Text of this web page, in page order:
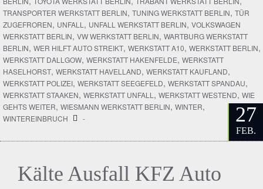
TRANSPORTER WERKSTATT BERLIN, TUNING WERKSTATT BERLIN, TÜR
ZUGEFROREN, UNFALL , UNFALL WERKSTATT BERLIN, VOLKSWAGEN
WERKSTATT BERLIN, VW WERKSTATT BERLIN, WARTBURG WERKSTATT
BERLIN, WER HILFT AUTO STREIKT, WERKSTATT A10, WERKSTATT BERLIN,
WERKSTATT DALLGOW, WERKSTATT HAKENFELDE, WERKSTATT
HASELHORST, WERKSTATT HAVELLAND, WERKSTATT KAUFLAND,
WERKSTATT POLIZEI, WERKSTATT SEEGEFELD, WERKSTATT SPANDAU,
WERKSTATT STAAKEN, WERKSTATT UNFALL , WERKSTATT WESTEND, WIE
GEHTS WEITER, WIESMANN WERKSTATT BERLIN, WINTER,
WINTEREINBRUCH - 27
FEB.
Kälte Ausfall KFZ Auto